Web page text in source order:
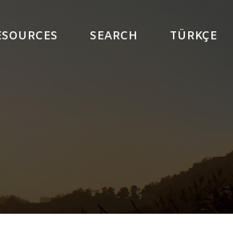
SEARCH TÜRKÇE